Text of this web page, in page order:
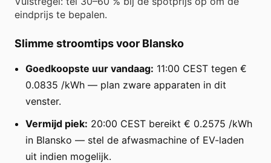
eindprijs te bepalen.
Slimme stroomtips voor Blansko
Goedkoopste uur vandaag: 11:00 CEST tegen €
0.0835 /kWh — plan zware apparaten in dit
venster.
Vermijd piek: 20:00 CEST bereikt € 0.2575 /kWh
in Blansko — stel de afwasmachine of EV-laden
uit indien mogelijk.